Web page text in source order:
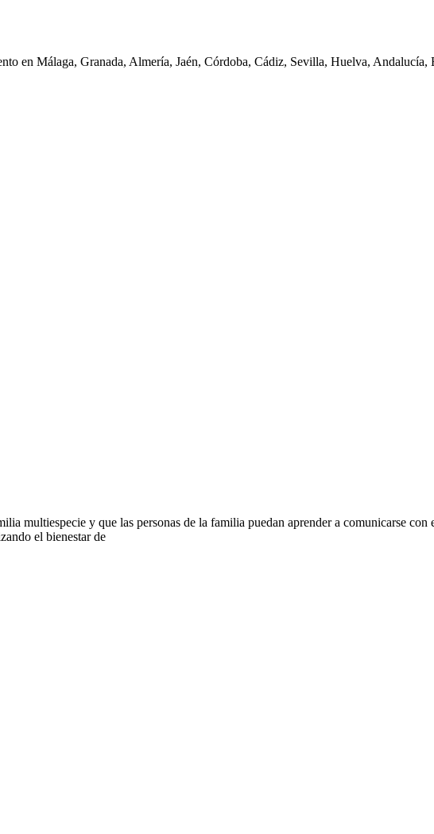
en Málaga, Granada, Almería, Jaén, Córdoba, Cádiz, Sevilla, Huelva, Andalucía,
multiespecie y que las personas de la familia puedan aprender a comunicarse con
el bienestar de